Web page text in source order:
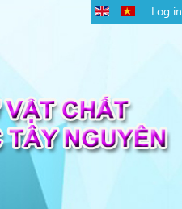
Log in